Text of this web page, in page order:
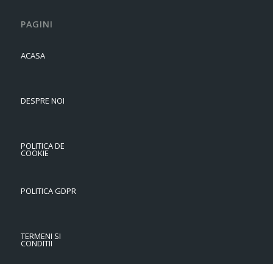
PAGINI
ACASA
DESPRE NOI
POLITICA DE
COOKIE
POLITICA GDPR
TERMENI SI
CONDITII